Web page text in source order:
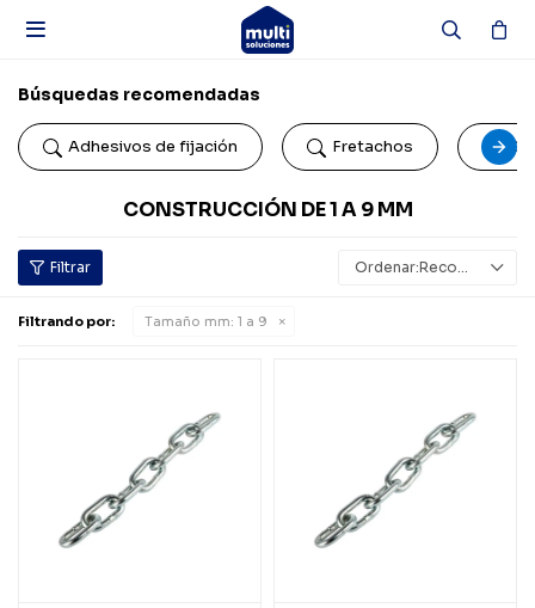

Búsquedas recomendadas
Adhesivos de fijación Fretachos
CONSTRUCCIÓN DE 1 A 9 MM
Recomendados
Filtrando por: Tamaño mm: 1 a 9